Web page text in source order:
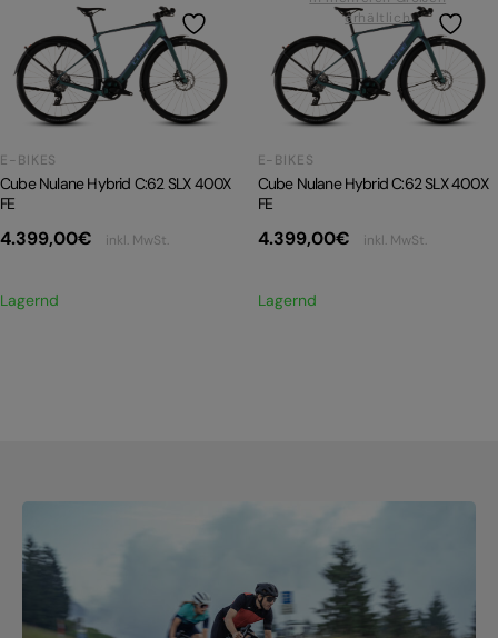
Alle entdecken
E-BIKE TOUR
PRODUKTRÜCKRUFE
E-BIKES
Cube Nulane Hybrid C:62 SLX 400X
FE
4.399,00€ inkl. MwSt.
Lagernd
erhältlich
E-BIKES
Cube Nulane Hybrid C:62 SLX 400X
FE
4.399,00€ inkl. MwSt.
Lagernd